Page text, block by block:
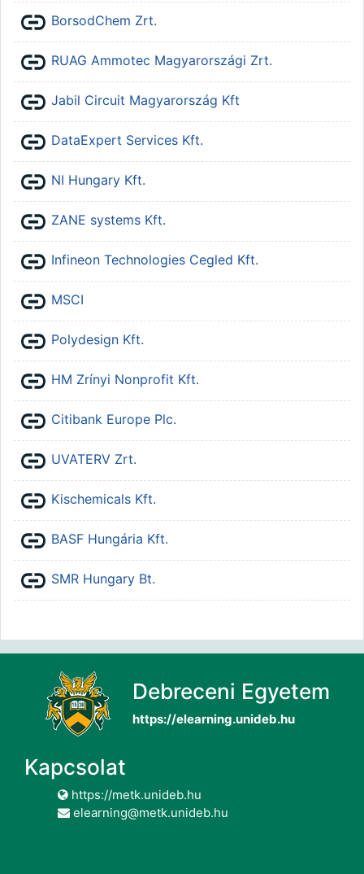
BorsodChem Zrt.
URL
RUAG Ammotec Magyarországi Zrt.
URL
Jabil Circuit Magyarország Kft
URL
DataExpert Services Kft.
URL
NI Hungary Kft.
URL
ZANE systems Kft.
URL
Infineon Technologies Cegled Kft.
URL
MSCI
URL
Polydesign Kft.
URL
HM Zrínyi Nonprofit Kft.
URL
Citibank Europe Plc.
URL
UVATERV Zrt.
URL
Kischemicals Kft.
URL
BASF Hungária Kft.
URL
SMR Hungary Bt.
URL
Debreceni Egyetem
https://elearning.unideb.hu
Kapcsolat
https://metk.unideb.hu
elearning@metk.unideb.hu